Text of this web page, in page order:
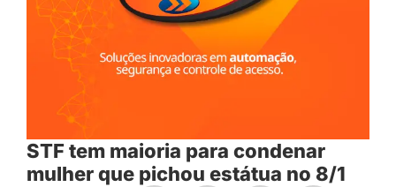
STF tem maioria para condenar
mulher que pichou estátua no 8/1